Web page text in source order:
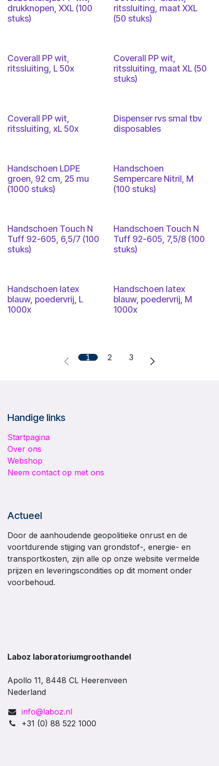
drukknopen, XXL (100
stuks)
ritssluiting, maat XXL
(50 stuks)
Coverall PP wit,
ritssluiting, L 50x
Coverall PP wit,
ritssluiting, maat XL (50
stuks)
Coverall PP wit,
ritssluiting, xL 50x
Dispenser rvs smal tbv
disposables
Handschoen LDPE
groen, 92 cm, 25 mu
(1000 stuks)
Handschoen
Sempercare Nitril, M
(100 stuks)
Handschoen Touch N
Tuff 92-605, 6,5/7 (100
stuks)
Handschoen Touch N
Tuff 92-605, 7,5/8 (100
stuks)
Handschoen latex
blauw, poedervrij, L
1000x
Handschoen latex
blauw, poedervrij, M
1000x
1 2 3
Handige links
Startpagina
Over ons
Webshop
Neem contact op met ons
Actueel
Door de aanhoudende geopolitieke onrust en de
voortdurende stijging van grondstof-, energie- en
transportkosten, zijn alle op onze website vermelde
prijzen en leveringscondities op dit moment onder
voorbehoud.
Laboz laboratoriumgroothandel
Apollo 11, 8448 CL Heerenveen
Nederland
info@laboz.nl
+31 (0) 88 522 1000